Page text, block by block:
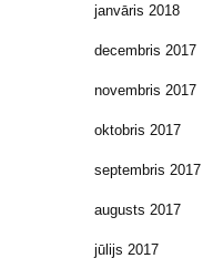
janvāris 2018
decembris 2017
novembris 2017
oktobris 2017
septembris 2017
augusts 2017
jūlijs 2017